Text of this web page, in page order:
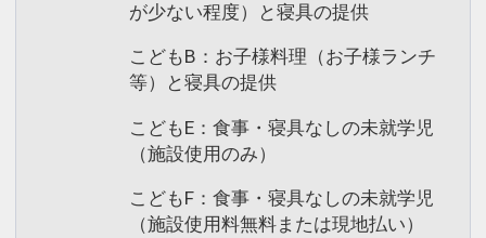
が少ない程度）と寝具の提供
こどもB：お子様料理（お子様ランチ
等）と寝具の提供
こどもE：食事・寝具なしの未就学児
（施設使用のみ）
こどもF：食事・寝具なしの未就学児
（施設使用料無料または現地払い）